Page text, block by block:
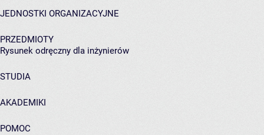
JEDNOSTKI ORGANIZACYJNE
PRZEDMIOTY
Rysunek odręczny dla inżynierów
STUDIA
AKADEMIKI
POMOC